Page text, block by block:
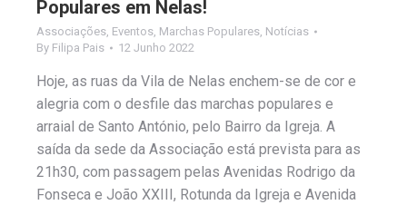
Populares em Nelas!
Associações Eventos Marchas Populares Notícias
By Filipa Pais 12 Junho 2022
Hoje, as ruas da Vila de Nelas enchem-se de cor e
alegria com o desfile das marchas populares e
arraial de Santo António, pelo Bairro da Igreja. A
saída da sede da Associação está prevista para as
21h30, com passagem pelas Avenidas Rodrigo da
Fonseca e João XXIII, Rotunda da Igreja e Avenida